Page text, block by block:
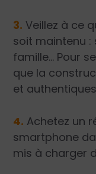
3. Veillez à ce
soit maintenu :
famille… Pour
que la
et
4. Achetez un
smartphone
mis à charger